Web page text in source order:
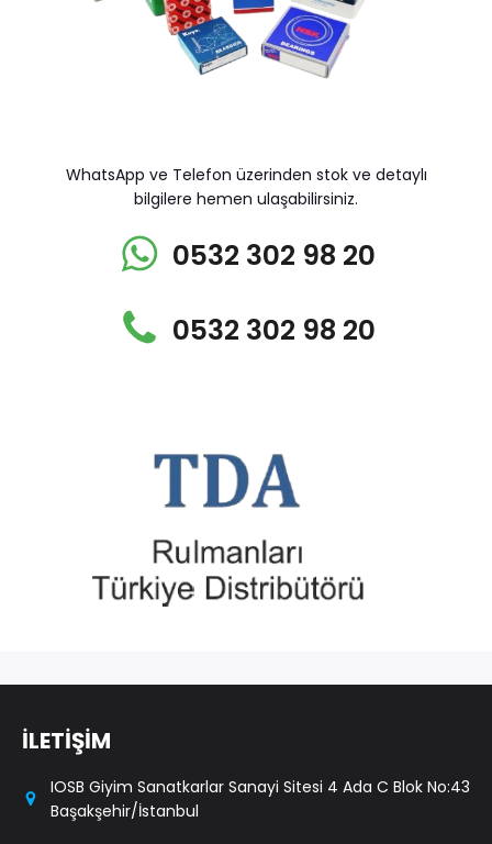
WhatsApp ve Telefon üzerinden stok ve detaylı
bilgilere hemen ulaşabilirsiniz.
0532 302 98 20
0532 302 98 20
İLETİŞİM
IOSB Giyim Sanatkarlar Sanayi Sitesi 4 Ada C Blok No:43
Başakşehir/İstanbul